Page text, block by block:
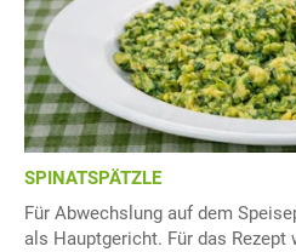
SPINATSPÄTZLE
Für Abwechslung auf dem
als Hauptgericht. Für das Rezept